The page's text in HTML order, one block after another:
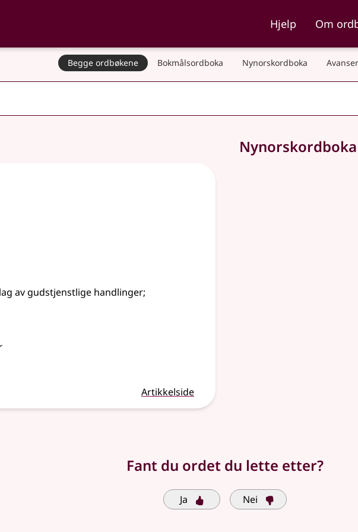
og NynorskordbokaHjelp Om
Begge ordbøkene Bokmålsordboka Nynorskordboka
av gudstjenstlige handlinger;
Artikkelside
Nynorskordboka
Fant du ordet du lette etter?
Ja Nei